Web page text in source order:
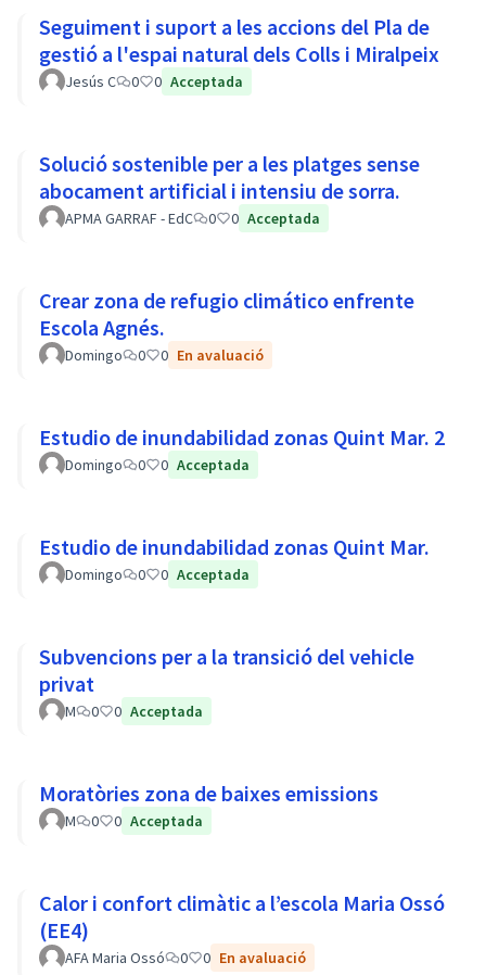
Seguiment i suport a les accions del Pla de
gestió a l'espai natural dels Colls i Miralpeix
Jesús C 0 0 Acceptada
Solució sostenible per a les platges sense
abocament artificial i intensiu de sorra.
APMA GARRAF - EdC 0 0 Acceptada
Crear zona de refugio climático enfrente
Escola Agnés.
Domingo 0 0 En avaluació
Estudio de inundabilidad zonas Quint Mar. 2
Domingo 0 0 Acceptada
Estudio de inundabilidad zonas Quint Mar.
Domingo 0 0 Acceptada
Subvencions per a la transició del vehicle
privat
M 0 0 Acceptada
Moratòries zona de baixes emissions
M 0 0 Acceptada
Calor i confort climàtic a l’escola Maria Ossó
(EE4)
AFA Maria Ossó 0 0 En avaluació